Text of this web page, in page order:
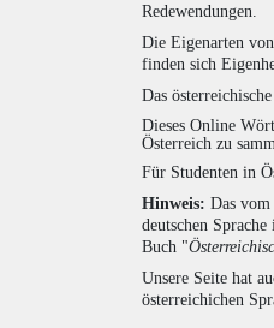
Redewendungen.
Die Eigenarten
finden sich
Das
Dieses Online
Österreich zu
Für Studenten in
Hinweis: Das
deutschen
Buch "
Unsere Seite hat
österreichichen